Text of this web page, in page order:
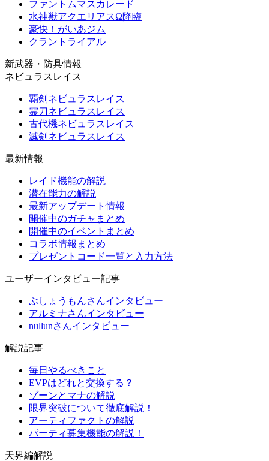
ファントムマスカレード
水神獣アクエリアスΩ降臨
豪快！がいあジム
クラントライアル
新武器・防具情報
ネビュラスレイス
覇剣ネビュラスレイス
霊刀ネビュラスレイス
古代機ネビュラスレイス
滅剣ネビュラスレイス
最新情報
レイド機能の解説
潜在能力の解説
最新アップデート情報
開催中のガチャまとめ
開催中のイベントまとめ
コラボ情報まとめ
プレゼントコード一覧と入力方法
ユーザーインタビュー記事
ぶしょうもんさんインタビュー
アルミナさんインタビュー
nullunさんインタビュー
解説記事
毎日やるべきこと
EVPはどれと交換する？
ゾーンとマナの解説
限界突破について徹底解説！
アーティファクトの解説
パーティ募集機能の解説！
天界編解説